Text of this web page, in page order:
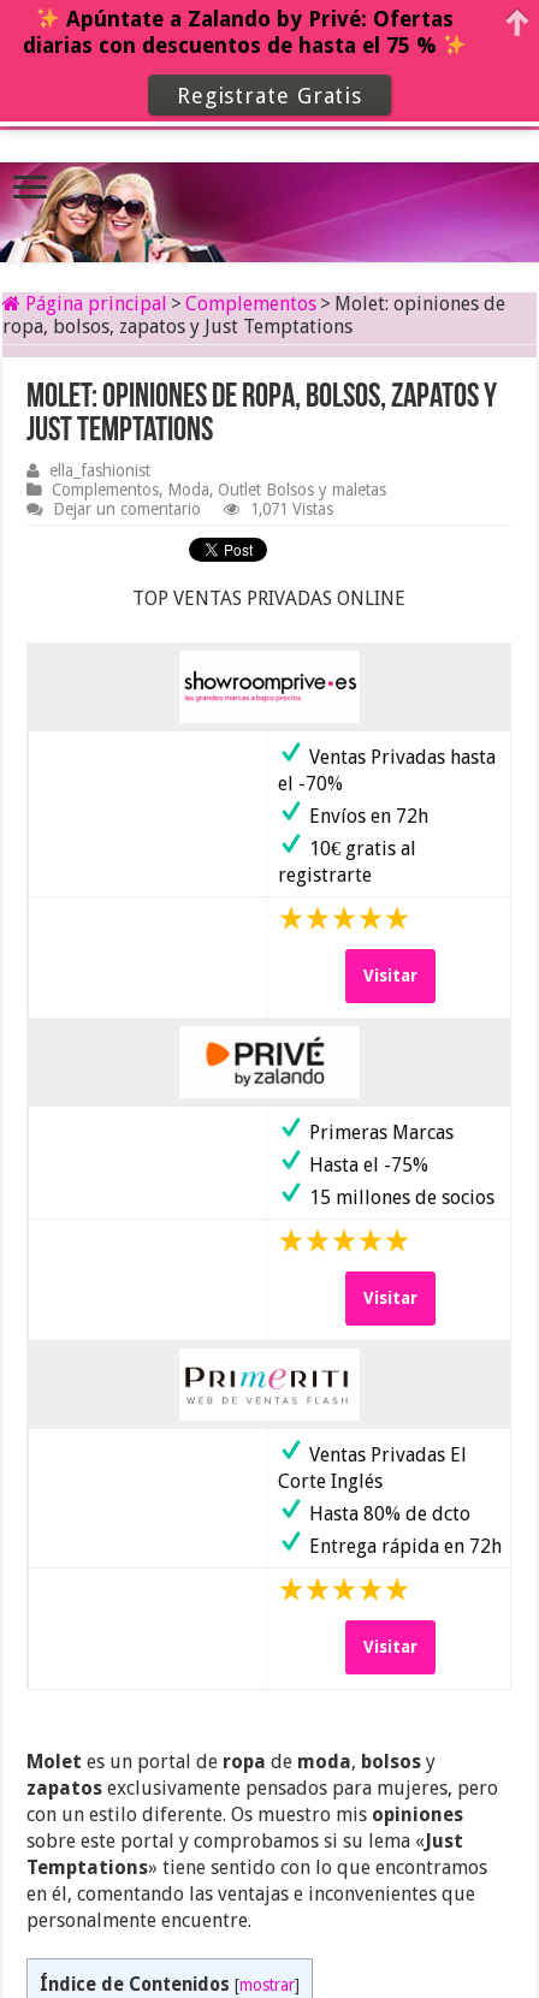
Página principal > Complementos > Molet: opiniones de
ropa, bolsos, zapatos y Just Temptations
Molet: opiniones de ropa, bolsos, zapatos y
Just Temptations
ella_fashionist
Complementos, Moda, Outlet Bolsos y maletas
Dejar un comentario
1,071 Vistas
TOP VENTAS PRIVADAS ONLINE
Ventas Privadas hasta
el -70%
Envíos en 72h
10€ gratis al
registrarte
Visitar
Primeras Marcas
Hasta el -75%
15 millones de socios
Visitar
Ventas Privadas El
Corte Inglés
Hasta 80% de dcto
Entrega rápida en 72h
Visitar
Molet es un portal de ropa de moda, bolsos y
zapatos exclusivamente pensados para mujeres, pero
con un estilo diferente. Os muestro mis opiniones
sobre este portal y comprobamos si su lema « Just
Temptations» tiene sentido con lo que encontramos
en él, comentando las ventajas e inconvenientes que
personalmente encuentre.
Índice de Contenidos [mostrar]
Apúntate a Zalando by Privé: Ofertas
diarias con descuentos de hasta el 75 %
Registrate Gratis